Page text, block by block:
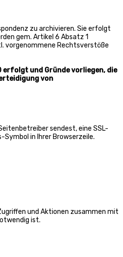
zu archivieren. Sie erfolgt
gem. Artikel 6 Absatz 1
vorgenommene Rechtsverstöße
erfolgt und Gründe vorliegen, die
von
sendest, eine SSL-
Symbol in Ihrer Browserzeile.
und Aktionen zusammen mit
ist.